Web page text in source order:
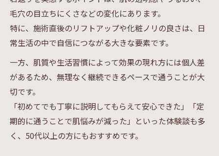
毛穴の目立ちにくさなどの変化にあります。
特に、施術直後のリフトアップや化粧ノリの良さは、日
常生活の中で自信につながる大きな要素です。
一方、肌質や生活習慣によって効果の現れ方には個人差
があるため、無理なく継続できるペースで通うことが大
切です。
「初めてでも丁寧に説明してもらえて安心できた」「定
期的に通うことで肌悩みが減った」といった体験談も多
く、50代以上の方にもおすすめです。